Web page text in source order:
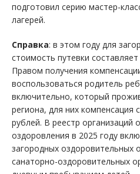
подготовил серию мастер-
лагерей.
Справка: в этом году для
стоимость путевки
Правом получения
воспользоваться родитель
включительно, который
региона, для них компенсация
рублей. В реестр организаций
оздоровления в 2025 году
загородных оздоровительных
санаторно-оздоровительных